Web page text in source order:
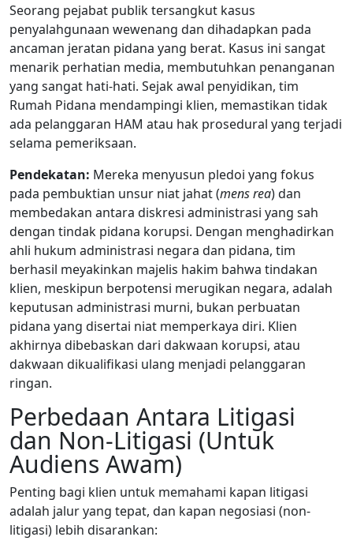
Seorang pejabat publik tersangkut kasus
penyalahgunaan wewenang dan dihadapkan pada
ancaman jeratan pidana yang berat. Kasus ini sangat
menarik perhatian media, membutuhkan penanganan
yang sangat hati-hati. Sejak awal penyidikan, tim
Rumah Pidana mendampingi klien, memastikan tidak
ada pelanggaran HAM atau hak prosedural yang terjadi
selama pemeriksaan.
Pendekatan: Mereka menyusun pledoi yang fokus
pada pembuktian unsur niat jahat (mens rea) dan
membedakan antara diskresi administrasi yang sah
dengan tindak pidana korupsi. Dengan menghadirkan
ahli hukum administrasi negara dan pidana, tim
berhasil meyakinkan majelis hakim bahwa tindakan
klien, meskipun berpotensi merugikan negara, adalah
keputusan administrasi murni, bukan perbuatan
pidana yang disertai niat memperkaya diri. Klien
akhirnya dibebaskan dari dakwaan korupsi, atau
dakwaan dikualifikasi ulang menjadi pelanggaran
ringan.
Perbedaan Antara Litigasi
dan Non-Litigasi (Untuk
Audiens Awam)
Penting bagi klien untuk memahami kapan litigasi
adalah jalur yang tepat, dan kapan negosiasi (non-
litigasi) lebih disarankan: